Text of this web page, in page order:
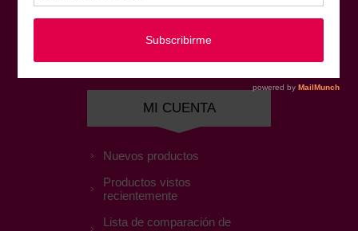
Pedidos
Direcciones
Favoritos
MI CUENTA
Nuevos productos
Productos vistos
recientemente
Lista de comparación de